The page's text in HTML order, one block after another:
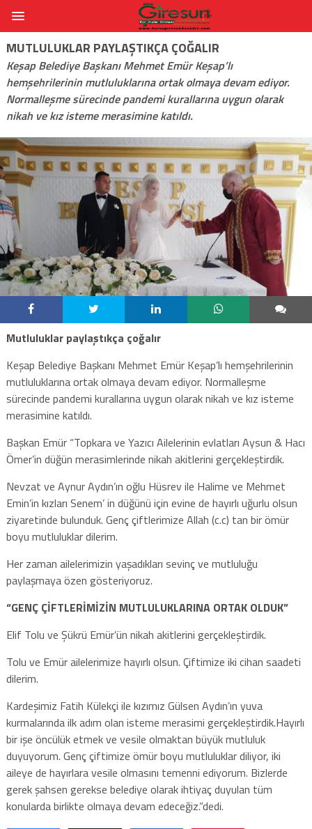
MUTLULUKLAR PAYLAŞTIKÇA ÇOĞALIR
Keşap Belediye Başkanı Mehmet Emür Keşap’lı
hemşehrilerinin mutluluklarına ortak olmaya devam ediyor.
Normalleşme sürecinde pandemi kurallarına uygun olarak
nikah ve kız isteme merasimine katıldı.
Mutluluklar paylaştıkça çoğalır
Keşap Belediye Başkanı Mehmet Emür Keşap’lı hemşehrilerinin
mutluluklarına ortak olmaya devam ediyor. Normalleşme
sürecinde pandemi kurallarına uygun olarak nikah ve kız isteme
merasimine katıldı.
Başkan Emür “Topkara ve Yazıcı Ailelerinin evlatları Aysun & Hacı
Ömer’in düğün merasimlerinde nikah akitlerini gerçekleştirdik.
Nevzat ve Aynur Aydın’ın oğlu Hüsrev ile Halime ve Mehmet
Emin’in kızları Senem’ in düğünü için evine de hayırlı uğurlu olsun
ziyaretinde bulunduk. Genç çiftlerimize Allah (c.c) tan bir ömür
boyu mutluluklar dilerim.
Her zaman ailelerimizin yaşadıkları sevinç ve mutluluğu
paylaşmaya özen gösteriyoruz.
“GENÇ ÇİFTLERİMİZİN MUTLULUKLARINA ORTAK OLDUK”
Elif Tolu ve Şükrü Emür’ün nikah akitlerini gerçekleştirdik.
Tolu ve Emür ailelerimize hayırlı olsun. Çiftimize iki cihan saadeti
dilerim.
Kardeşimiz Fatih Külekçi ile kızımız Gülsen Aydın’ın yuva
kurmalarında ilk adım olan isteme merasimi gerçekleştirdik.Hayırlı
bir işe öncülük etmek ve vesile olmaktan büyük mutluluk
duyuyorum. Genç çiftimize ömür boyu mutluluklar diliyor, iki
aileye de hayırlara vesile olmasını temenni ediyorum. Bizlerde
gerek şahsen gerekse belediye olarak ihtiyaç duyulan tüm
konularda birlikte olmaya devam edeceğiz.”dedi.